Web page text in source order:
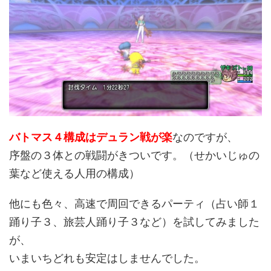
バトマス４構成はデュラン戦が楽なのですが、
序盤の３体との戦闘がきついです。（せかいじゅの
葉など使える人用の構成）
他にも色々、高速で周回できるパーティ（占い師１
踊り子３、旅芸人踊り子３など）を試してみました
が、
いまいちどれも安定はしませんでした。